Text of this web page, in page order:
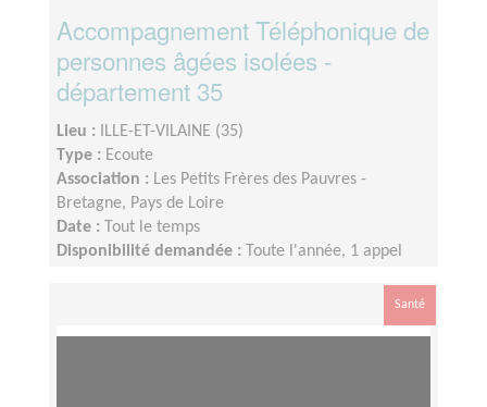
Accompagnement Téléphonique de
personnes âgées isolées -
département 35
Lieu :
ILLE-ET-VILAINE (35)
Type : Ecoute
Association : Les Petits Frères des Pauvres -
Bretagne, Pays de Loire
Date :
Tout le temps
Disponibilité demandée :
Toute l'année, 1 appel
rencontre en présentiel à Nantes 1 fois par an.
Santé